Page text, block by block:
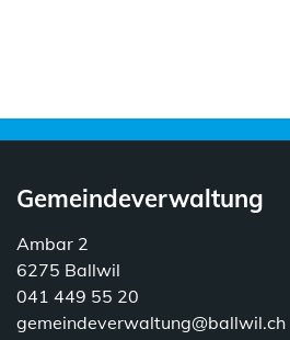
Gemeindeverwaltung
Ambar 2
6275 Ballwil
041 449 55 20
gemeindeverwaltung@ballwil.ch